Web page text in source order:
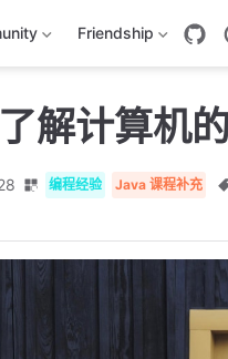
Friendship
解计算机
编程经验 Java 课程补充